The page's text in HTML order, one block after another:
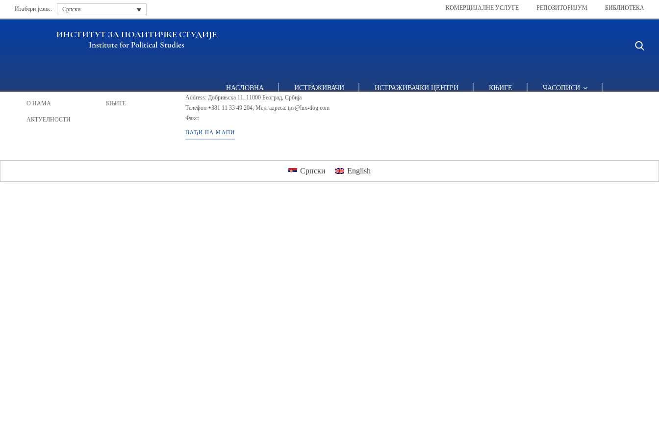
Изабери језик: Српски КОМЕРЦИЈАЛНЕ УСЛУГЕ РЕПОЗИТОРИЈУМ БИБЛИОТЕКА
ИНСТИТУТ ЗА ПОЛИТИЧКЕ СТУДИЈЕ
Institute for Political Studies
НАСЛОВНА ИСТРАЖИВАЧИ ИСТРАЖИВАЧКИ ЦЕНТРИ КЊИГЕ ЧАСОПИСИ
О НАМА
АКТУЕЛНОСТИ
КЊИГЕ
ИПС - Институт за политичке студије
Address: Добрињска 11, 11000 Београд, Србија
Телефон +381 11 33 49 204, Мејл адреса: ips@lux-dog.com
Факс:
НАЂИ НА МАПИ
Српски English